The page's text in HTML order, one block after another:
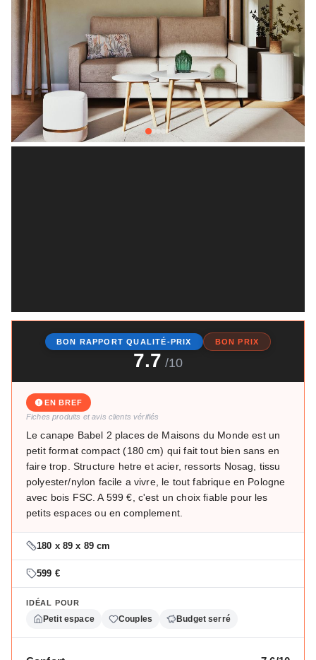
BON RAPPORT QUALITÉ-PRIX BON PRIX
7.7 /10
EN BREF
Fiches produits et avis clients vérifiés
Le canape Babel 2 places de Maisons du Monde est un
petit format compact (180 cm) qui fait tout bien sans en
faire trop. Structure hetre et acier, ressorts Nosag, tissu
polyester/nylon facile a vivre, le tout fabrique en Pologne
avec bois FSC. A 599 €, c'est un choix fiable pour les
petits espaces ou en complement.
180 x 89 x 89 cm
599 €
IDÉAL POUR
Petit espace Couples Budget serré